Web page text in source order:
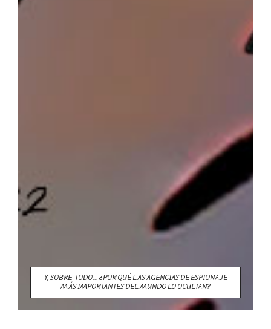
Y, SOBRE TODO... ¿POR QUÉ LAS AGENCIAS DE ESPIONAJE
MÁS IMPORTANTES DEL MUNDO LO OCULTAN?